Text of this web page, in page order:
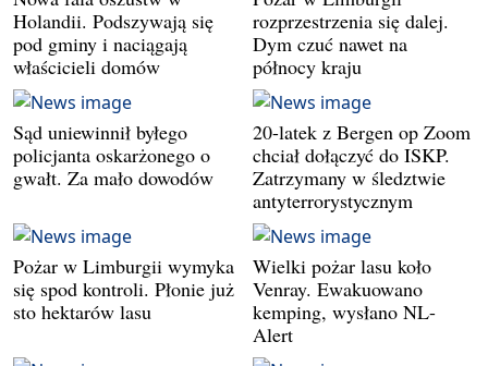
Holandii. Podszywają się
pod gminy i naciągają
właścicieli domów
rozprzestrzenia się dalej.
Dym czuć nawet na
północy kraju
Sąd uniewinnił byłego
policjanta oskarżonego o
gwałt. Za mało dowodów
20-latek z Bergen op Zoom
chciał dołączyć do ISKP.
Zatrzymany w śledztwie
antyterrorystycznym
Pożar w Limburgii wymyka
się spod kontroli. Płonie już
sto hektarów lasu
Wielki pożar lasu koło
Venray. Ewakuowano
kemping, wysłano NL-
Alert